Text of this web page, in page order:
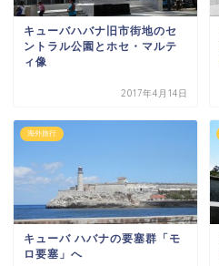
キューバハバナ旧市街地のセ
ントラル公園とホセ・マルテ
ィ像
2017年4月14日
海外旅行
キューバ ハバナの要塞群「モ
ロ要塞」へ